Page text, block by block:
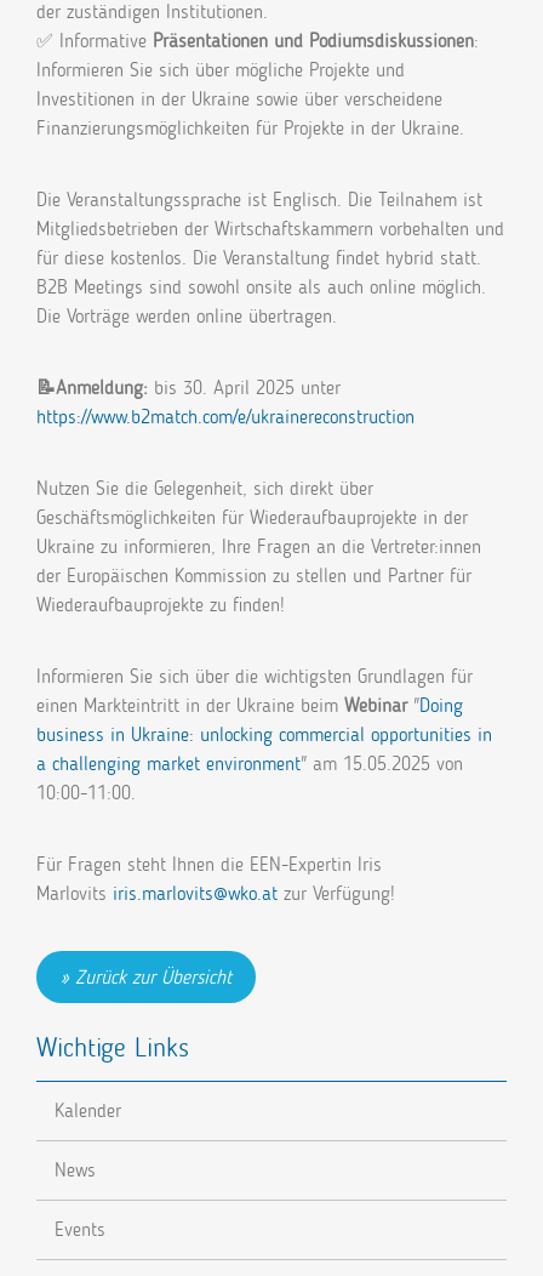
der zuständigen Institutionen.
✅ Informative Präsentationen und Podiumsdiskussionen:
Informieren Sie sich über mögliche Projekte und
Investitionen in der Ukraine sowie über verscheidene
Finanzierungsmöglichkeiten für Projekte in der Ukraine.
Die Veranstaltungssprache ist Englisch. Die Teilnahem ist
Mitgliedsbetrieben der Wirtschaftskammern vorbehalten und
für diese kostenlos. Die Veranstaltung findet hybrid statt.
B2B Meetings sind sowohl onsite als auch online möglich.
Die Vorträge werden online übertragen.
📝Anmeldung: bis 30. April 2025 unter
https://www.b2match.com/e/ukrainereconstruction
Nutzen Sie die Gelegenheit, sich direkt über
Geschäftsmöglichkeiten für Wiederaufbauprojekte in der
Ukraine zu informieren, Ihre Fragen an die Vertreter:innen
der Europäischen Kommission zu stellen und Partner für
Wiederaufbauprojekte zu finden!
Informieren Sie sich über die wichtigsten Grundlagen für
einen Markteintritt in der Ukraine beim Webinar "Doing
business in Ukraine: unlocking commercial opportunities in
a challenging market environment" am 15.05.2025 von
10:00-11:00.
Für Fragen steht Ihnen die EEN-Expertin Iris
Marlovits iris.marlovits@wko.at zur Verfügung!
Zurück zur Übersicht
Wichtige Links
Kalender
News
Events